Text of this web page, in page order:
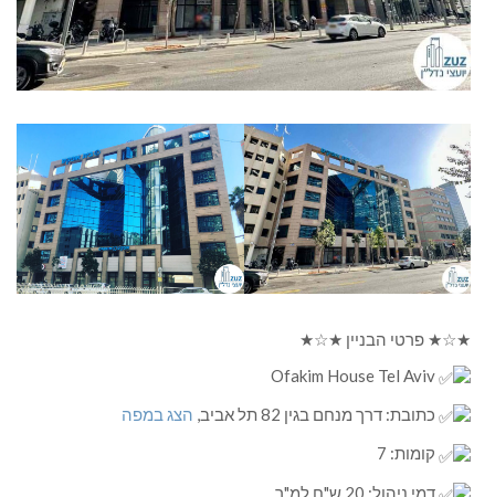
★☆★ פרטי הבניין ★☆★
Ofakim House Tel Aviv
כתובת: דרך מנחם בגין 82 תל אביב,
הצג במפה
קומות: 7
דמי ניהול: 20 ש"ח למ"ר